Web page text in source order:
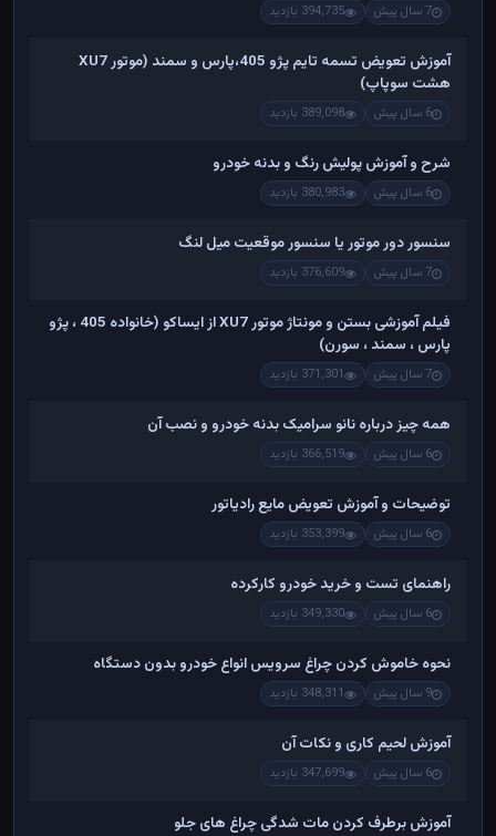
7 سال پیش 394,735 بازدید
آموزش تعویض تسمه تایم پژو 405،پارس و سمند (موتور XU7
هشت سوپاپ)
6 سال پیش 389,098 بازدید
شرح و آموزش پولیش رنگ و بدنه خودرو
6 سال پیش 380,983 بازدید
سنسور دور موتور یا سنسور موقعیت میل لنگ
7 سال پیش 376,609 بازدید
فیلم آموزشی بستن و مونتاژ موتور XU7 از ایساکو (خانواده 405 ، پژو
پارس ، سمند ، سورن)
7 سال پیش 371,301 بازدید
همه چیز درباره نانو سرامیک بدنه خودرو و نصب آن
6 سال پیش 366,519 بازدید
توضیحات و آموزش تعویض مایع رادیاتور
6 سال پیش 353,399 بازدید
راهنمای تست و خريد خودرو کارکرده
6 سال پیش 349,330 بازدید
نحوه خاموش کردن چراغ سرویس انواع خودرو بدون دستگاه
9 سال پیش 348,311 بازدید
آموزش لحیم کاری و نکات آن
6 سال پیش 347,699 بازدید
آموزش برطرف کردن مات شدگی چراغ های جلو